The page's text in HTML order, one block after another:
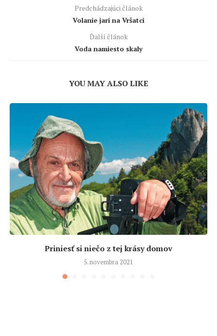
Predchádzajúci článok
Volanie jari na Vršatci
Ďalší článok
Voda namiesto skaly
YOU MAY ALSO LIKE
Priniesť si niečo z tej krásy domov
5. novembra 2021